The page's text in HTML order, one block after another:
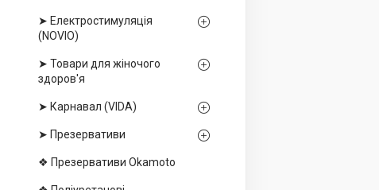
➤ Електростимуляція
(NOVIO)
➤ Товари для жіночого
здоров'я
➤ Карнавал (VIDA)
➤ Презервативи
❖ Презервативи Okamoto